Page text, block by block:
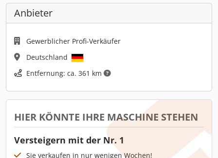
Anbieter
Gewerblicher Profi-Verkäufer
Deutschland
Entfernung: ca. 361 km
HIER KÖNNTE IHRE MASCHINE STEHEN
Versteigern mit der Nr. 1
Sie verkaufen in nur wenigen Wochen!